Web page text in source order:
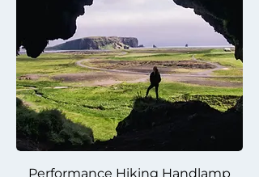
Performance Hiking Handlamp